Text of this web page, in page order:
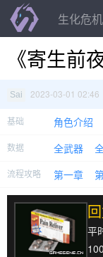
生化危
《寄生前
Sai 2023-03-01 02:46
基础 角色介绍
数据 全武器
流程攻略 第一章
平